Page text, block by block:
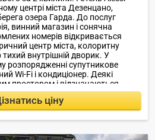
центрі міста Дезенцано,
озера Гарда. До послуг
винний магазин і сонячна
номерів відкривається
центр міста, колоритну
внутрішній дворик. У
розпорядженні супутникове
Wi-Fi і кондиціонер. Деякі
простором і відзначаються
ціну